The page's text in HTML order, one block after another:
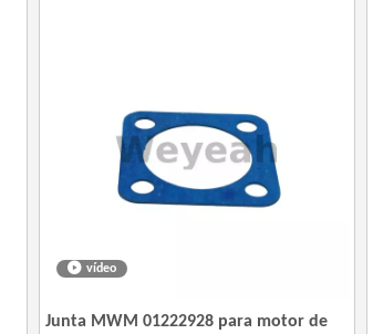
vídeo
Junta MWM 01222928 para motor de